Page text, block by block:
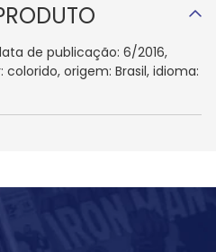
de publicação: 6/2016,
origem: Brasil, idioma: